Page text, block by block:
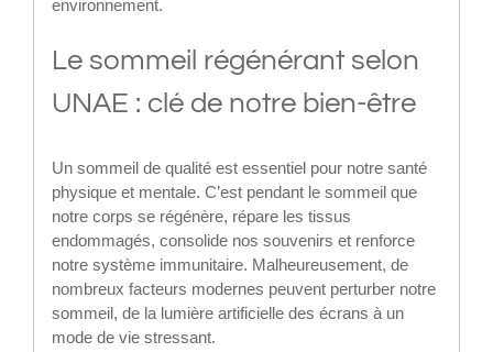
environnement.
Le sommeil régénérant selon
UNAE : clé de notre bien-être
Un sommeil de qualité est essentiel pour notre santé
physique et mentale. C’est pendant le sommeil que
notre corps se régénère, répare les tissus
endommagés, consolide nos souvenirs et renforce
notre système immunitaire. Malheureusement, de
nombreux facteurs modernes peuvent perturber notre
sommeil, de la lumière artificielle des écrans à un
mode de vie stressant.